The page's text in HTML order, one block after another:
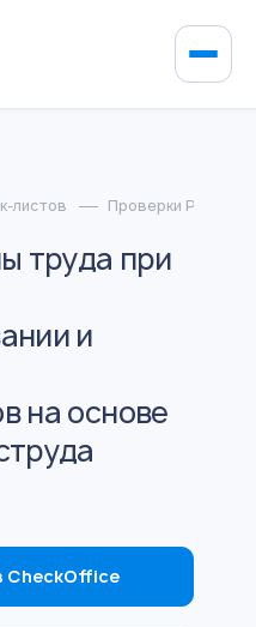
листов Проверки
труда при
и
на основе
CheckOffice